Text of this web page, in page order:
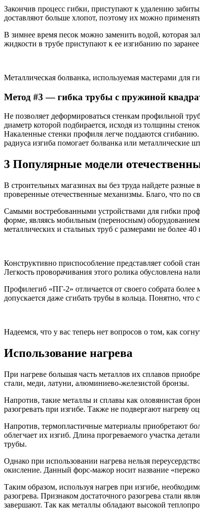
Закончив процесс гибки, приступают к удалению
доставляют больше хлопот, поэтому их можно
В зимнее время песок можно заменить водой, которая
жидкости в трубе приступают к ее изгибанию по
Металлическая болванка, используемая мастерами для
Метод #3 — гибка трубы с пружиной
Не позволяет деформироваться стенкам профильной
диаметр которой подбирается, исходя из толщины
Накаленные стенки профиля легче поддаются
радиуса изгиба помогает болванка или металлические
3 Популярные модели
В строительных магазинах вы без труда найдете
проверенные отечественные механизмы. Благо, что
Самыми востребованными устройствами для гибки
форме, являясь мобильным (переносным)
металлических и стальных труб с размерами не более
Конструктивно приспособление представляет собой
Легкость проворачивания этого ролика обусловлена
Профилегиб «ПГ-2» отличается от своего собрата
допускается даже сгибать трубы в кольца. Понятно,
Надеемся, что у вас теперь нет вопросов о том, как
Использование нагрева
При нагреве большая часть металлов их сплавов
стали, меди, латуни, алюминиево-железистой бронзы.
Напротив, такие металлы и сплавы как оловянистая
разогревать при изгибе. Также не подвергают нагреву
Напротив, термопластичные материалы приобретают
облегчает их изгиб. Длина прогреваемого участка
трубы.
Однако при использовании нагрева нельзя
окисление. Данный форс-мажор носит название
Таким образом, используя нагрев при изгибе,
разогрева. Признаком достаточного разогрева стали
завершают. Так как металлы обладают высокой